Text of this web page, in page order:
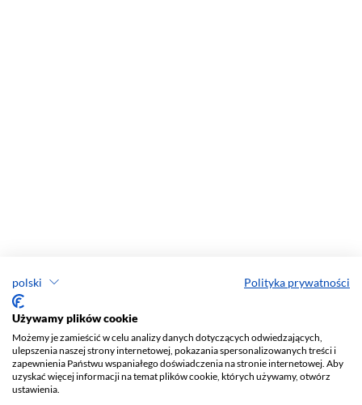
polski Polityka prywatności
Używamy plików cookie
Możemy je zamieścić w celu analizy danych dotyczących odwiedzających,
ulepszenia naszej strony internetowej, pokazania spersonalizowanych treści i
zapewnienia Państwu wspaniałego doświadczenia na stronie internetowej. Aby
uzyskać więcej informacji na temat plików cookie, których używamy, otwórz
ustawienia.